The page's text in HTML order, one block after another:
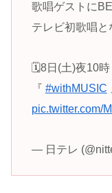
歌唱ゲストに
テレビ初歌唱と
🗓️8日(土)夜10時
『 #withMUSIC
pic.twitter.com/
— 日テレ